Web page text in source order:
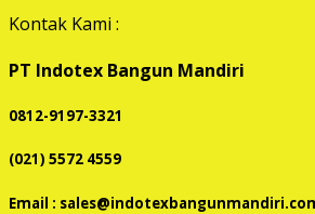
Kontak Kami :
PT Indotex Bangun Mandiri
0812-9197-3321
(021) 5572 4559
Email :